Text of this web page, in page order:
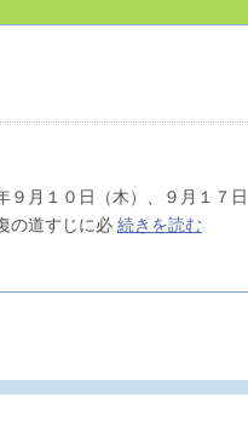
９月１０日（木）、９月１７
の道すじに必 続きを読む